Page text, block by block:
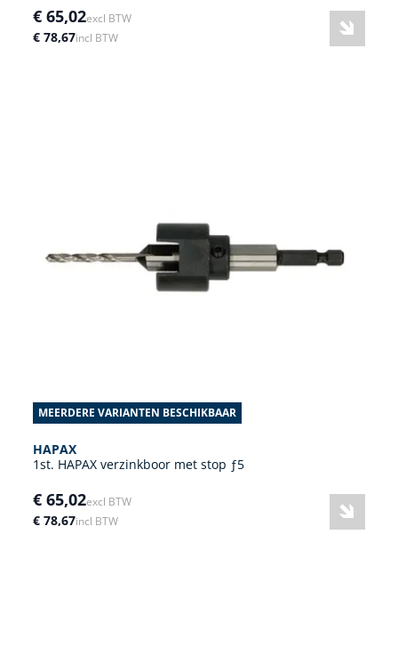
€ 65,02excl BTW
€ 78,67incl BTW
MEERDERE VARIANTEN BESCHIKBAAR
HAPAX
1st. HAPAX verzinkboor met stop ƒ5
€ 65,02excl BTW
€ 78,67incl BTW